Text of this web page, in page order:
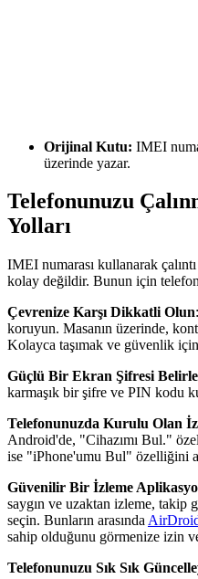
Orijinal Kutu: IMEI
üzerinde yazar.
Telefonunuzu
Yolları
IMEI numarası kullanarak
kolay değildir. Bunun için
Çevrenize Karşı Dikkatli Olun
koruyun. Masanın üzerinde,
Kolayca taşımak ve güvenlik için
Güçlü Bir Ekran Şifresi
karmaşık bir şifre ve PIN kodu
Telefonunuzda Kurulu Olan
Android'de, "Cihazımı Bul."
ise "iPhone'umu Bul" özelliğini
Güvenilir Bir İzleme
saygın ve uzaktan izleme,
seçin. Bunların arasında
sahip olduğunu görmenize izin
Telefonunuzu Sık Sık